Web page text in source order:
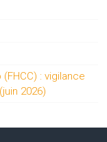
: vigilance
2026)